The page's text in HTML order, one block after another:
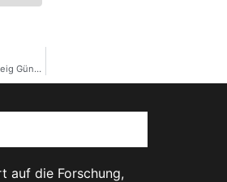
Niedriger Preis Fahrsteig Günstig Straße Gehen Bewegender Bürgersteig
auf die Forschung,